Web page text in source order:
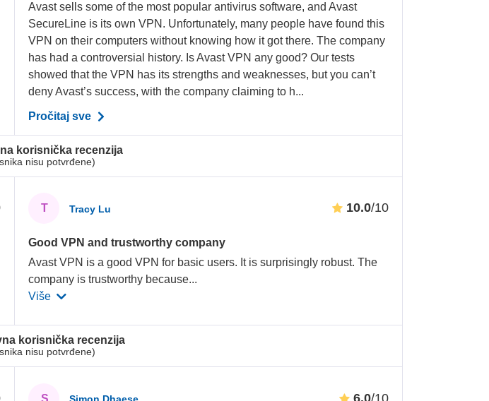
korisnička recenzija
nisu potvrđene)
korisnička recenzija
nisu potvrđene)
Avast sells some of the most popular antivirus software, and Avast
SecureLine is its own VPN. Unfortunately, many people have found this
VPN on their computers without knowing how it got there. The company
has had a controversial history. Is Avast VPN any good? Our tests
showed that the VPN has its strengths and weaknesses, but you can’t
deny Avast’s success, with the company claiming to h...
Pročitaj sve
T Tracy Lu 10.0/10
Good VPN and trustworthy company
Avast VPN is a good VPN for basic users. It is surprisingly robust. The
company is trustworthy because...
Više
S 6.0/10